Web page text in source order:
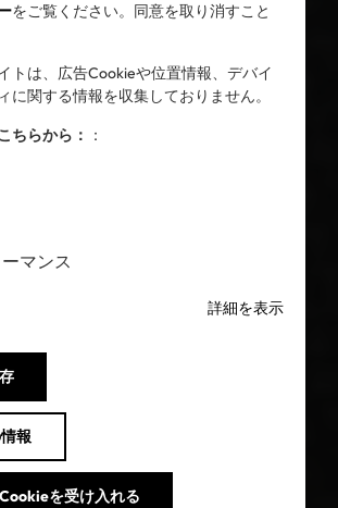
をご覧ください。同意を取り消すこと
トは、広告Cookieや位置情報、デバイ
に関する情報を収集しておりません。
ちらから：
：
マンス
詳細を表示
報
を受け入れる